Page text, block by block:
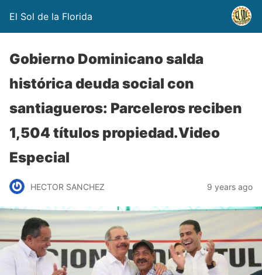
El Sol de la Florida
Gobierno Dominicano salda
histórica deuda social con
santiagueros: Parceleros reciben
1,504 títulos propiedad.Video
Especial
HECTOR SANCHEZ 9 years ago